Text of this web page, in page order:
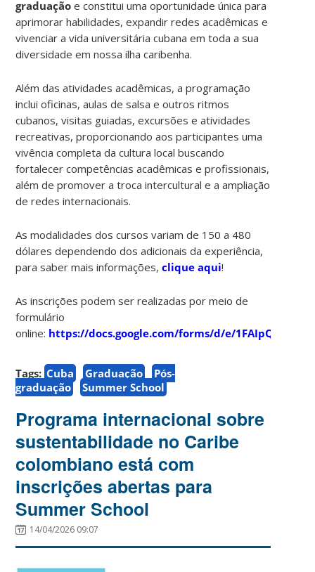
graduação e constitui uma oportunidade única para
aprimorar habilidades, expandir redes acadêmicas e
vivenciar a vida universitária cubana em toda a sua
diversidade em nossa ilha caribenha.
Além das atividades acadêmicas, a programação
inclui oficinas, aulas de salsa e outros ritmos
cubanos, visitas guiadas, excursões e atividades
recreativas, proporcionando aos participantes uma
vivência completa da cultura local buscando
fortalecer competências acadêmicas e profissionais,
além de promover a troca intercultural e a ampliação
de redes internacionais.
As modalidades dos cursos variam de 150 a 480
dólares dependendo dos adicionais da experiência,
para saber mais informações,clique aqui!
As inscrições podem ser realizadas por meio de
formulário
online: https://docs.google.com/forms/d/e/
Tags: Cuba Graduação
Pós-
graduação
Summer School
Programa internacional sobre
sustentabilidade no Caribe
colombiano está com
inscrições abertas para
Summer School
14/04/2026 09:07